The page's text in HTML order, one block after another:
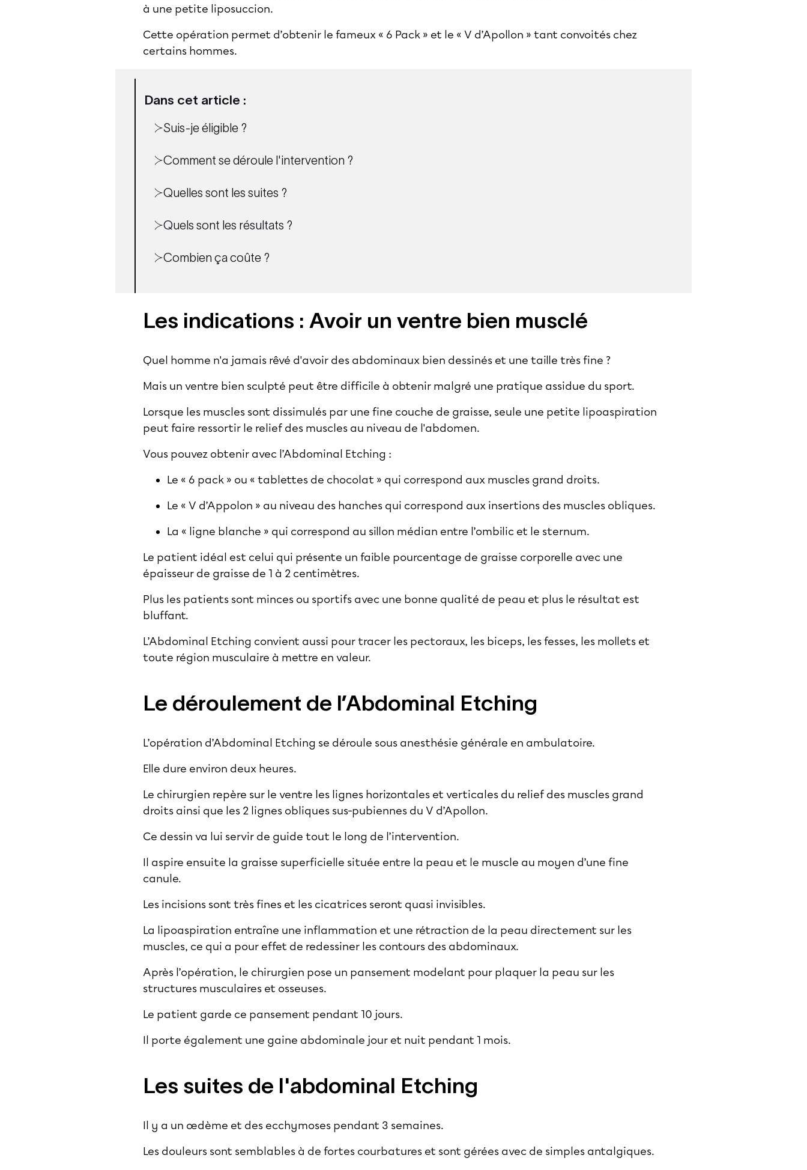
Dans cet article :
Suis-je éligible ?
Comment se déroule l'intervention ?
Quelles sont les suites ?
Quels sont les résultats ?
Combien ça coûte ?
à une petite liposuccion.
Cette opération permet d’obtenir le fameux « 6 Pack » et le « V d’Apollon » tant convoités chez
certains hommes.
Les indications : Avoir un ventre bien musclé
Quel homme n'a jamais rêvé d'avoir des abdominaux bien dessinés et une taille très fine ?
Mais un ventre bien sculpté peut être difficile à obtenir malgré une pratique assidue du sport.
Lorsque les muscles sont dissimulés par une fine couche de graisse, seule une petite lipoaspiration
peut faire ressortir le relief des muscles au niveau de l'abdomen.
Vous pouvez obtenir avec l’Abdominal Etching :
Le « 6 pack » ou « tablettes de chocolat » qui correspond aux muscles grand droits.
Le « V d’Appolon » au niveau des hanches qui correspond aux insertions des muscles obliques.
La « ligne blanche » qui correspond au sillon médian entre l’ombilic et le sternum.
Le patient idéal est celui qui présente un faible pourcentage de graisse corporelle avec une
épaisseur de graisse de 1 à 2 centimètres.
Plus les patients sont minces ou sportifs avec une bonne qualité de peau et plus le résultat est
bluffant.
L’Abdominal Etching convient aussi pour tracer les pectoraux, les biceps, les fesses, les mollets et
toute région musculaire à mettre en valeur.
Le déroulement de l’Abdominal Etching
L’opération d’Abdominal Etching se déroule sous anesthésie générale en ambulatoire.
Elle dure environ deux heures.
Le chirurgien repère sur le ventre les lignes horizontales et verticales du relief des muscles grand
droits ainsi que les 2 lignes obliques sus-pubiennes du V d’Apollon.
Ce dessin va lui servir de guide tout le long de l’intervention.
Il aspire ensuite la graisse superficielle située entre la peau et le muscle au moyen d’une fine
canule.
Les incisions sont très fines et les cicatrices seront quasi invisibles.
La lipoaspiration entraîne une inflammation et une rétraction de la peau directement sur les
muscles, ce qui a pour effet de redessiner les contours des abdominaux.
Après l’opération, le chirurgien pose un pansement modelant pour plaquer la peau sur les
structures musculaires et osseuses.
Le patient garde ce pansement pendant 10 jours.
Il porte également une gaine abdominale jour et nuit pendant 1 mois.
Les suites de l'abdominal Etching
Il y a un œdème et des ecchymoses pendant 3 semaines.
Les douleurs sont semblables à de fortes courbatures et sont gérées avec de simples antalgiques.